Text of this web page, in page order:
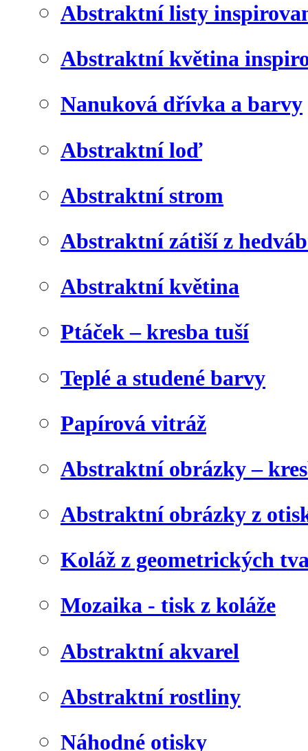
Abstraktní listy
Abstraktní květina
Nanuková dřívka a barvy
Abstraktní loď
Abstraktní strom
Abstraktní zátiší z
Abstraktní květina
Ptáček – kresba tuší
Teplé a studené barvy
Papírová vitráž
Abstraktní obrázky –
Abstraktní obrázky z
Koláž z geometrických
Mozaika - tisk z koláže
Abstraktní akvarel
Abstraktní rostliny
Náhodné otisky